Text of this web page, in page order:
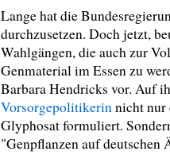
Lange hat die
durchzusetzen. Doch jetzt,
Wahlgängen, die auch zur
Genmaterial im Essen zu
Barbara Hendricks vor. Auf
Vorsorgepolitikerin nicht nur
Glyphosat formuliert.
"Genpflanzen auf deutschen